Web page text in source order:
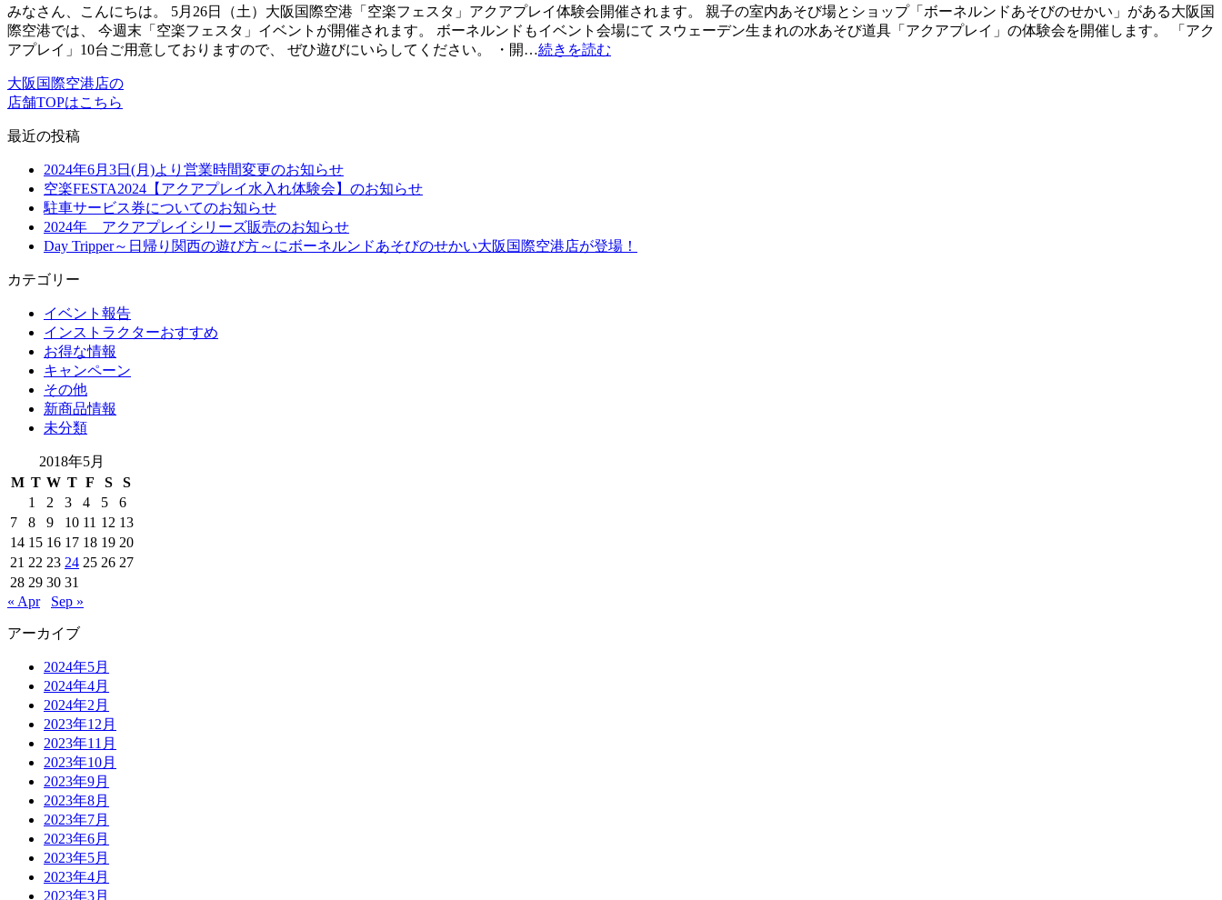
みなさん、こんにちは。 5月26日（土）大阪国際空港「空楽フェスタ」アクアプレイ体験会開催されます。 親子の室内あそび場とショップ「ボーネルンドあそびのせかい」がある大阪国
際空港では、 今週末「空楽フェスタ」イベントが開催されます。 ボーネルンドもイベント会場にて スウェーデン生まれの水あそび道具「アクアプレイ」の体験会を開催します。 「アク
アプレイ」10台ご用意しておりますので、 ぜひ遊びにいらしてください。 ・開…続きを読む
大阪国際空港店の
店舗TOPはこちら
最近の投稿
2024年6月3日(月)より営業時間変更のお知らせ
空楽FESTA2024【アクアプレイ水入れ体験会】のお知らせ
駐車サービス券についてのお知らせ
2024年 アクアプレイシリーズ販売のお知らせ
Day Tripper～日帰り関西の遊び方～にボーネルンドあそびのせかい大阪国際空港店が登場！
カテゴリー
イベント報告
インストラクターおすすめ
お得な情報
キャンペーン
その他
新商品情報
未分類
2018年5月
M T W T F S
S
1
2 3 4 5
6
7
8 9 10 11 12 13
14 15 16 17 18 19 20
21 22 23 24 25 26 27
28 29 30 31
« Apr
Sep »
アーカイブ
2024年5月
2024年4月
2024年2月
2023年12月
2023年11月
2023年10月
2023年9月
2023年8月
2023年7月
2023年6月
2023年5月
2023年4月
2023年3月